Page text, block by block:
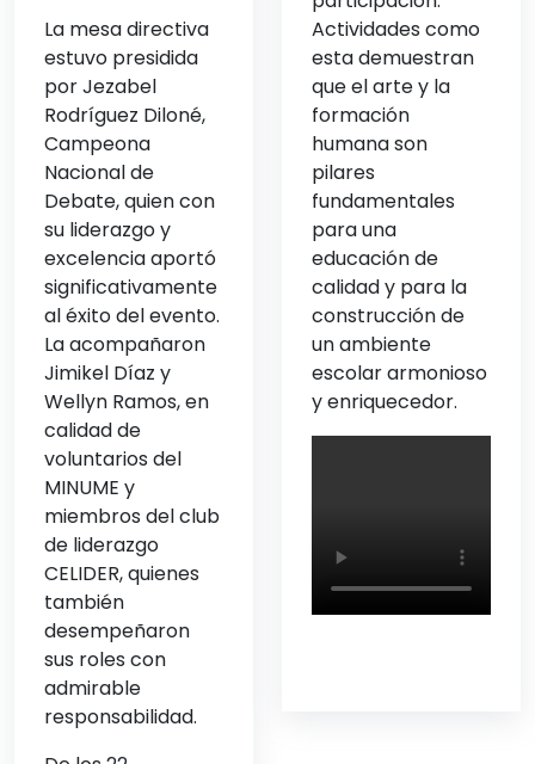
La mesa directiva
estuvo presidida
por Jezabel
Rodríguez Diloné,
Campeona
Nacional de
Debate, quien con
su liderazgo y
excelencia aportó
significativamente
al éxito del evento.
La acompañaron
Jimikel Díaz y
Wellyn Ramos, en
calidad de
voluntarios del
MINUME y
miembros del club
de liderazgo
CELIDER, quienes
también
desempeñaron
sus roles con
admirable
responsabilidad.
Actividades como
esta demuestran
que el arte y la
formación
humana son
pilares
fundamentales
para una
educación de
calidad y para la
construcción de
un ambiente
escolar armonioso
y enriquecedor.